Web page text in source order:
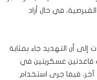
في حال أراد
إلى أن التهديد جاء بمثابة
قاعدتين عسكريتين في
موقع عسكري آخر، فيما جرى استخدام